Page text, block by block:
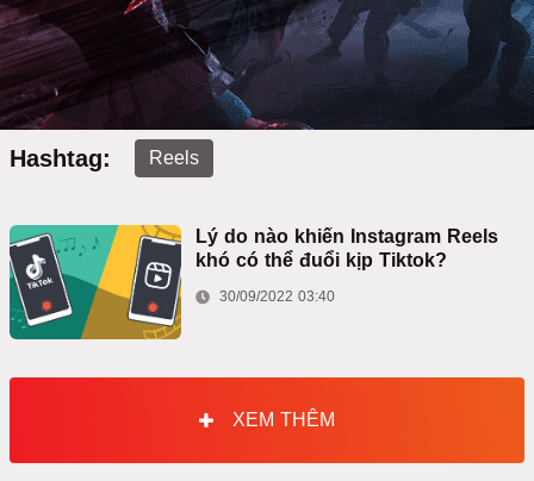
Hashtag: Reels
Lý do nào khiến Instagram Reels
khó có thể đuổi kịp Tiktok?
30/09/2022 03:40
XEM THÊM